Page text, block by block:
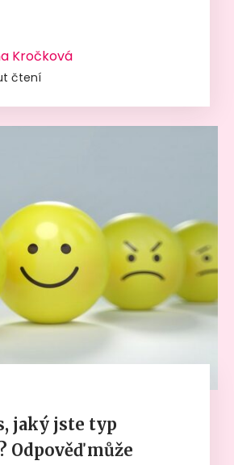
Kročková
čtení
jaký jste typ
Odpověď může